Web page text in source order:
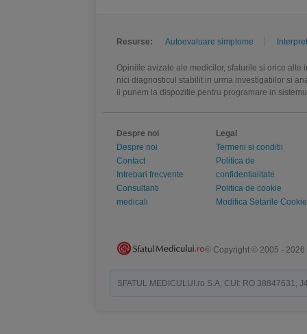
Resurse: Autoevaluare simptome
Opiniile avizate ale medicilor, sfaturile si orice
nici diagnosticul stabilit in urma investigatiilor si
ii punem la dispozitie pentru programare in
Despre noi
Despre noi
Contact
Intrebari frecvente
Consultanti
medicali
Legal
Termeni si conditii
Politica de
confidentialitate
Politica de cookie
Modifica Setarile Cookie
© Copyright © 2005 - 2026
SFATUL MEDICULUI.ro S.A, CUI: RO 38847631,